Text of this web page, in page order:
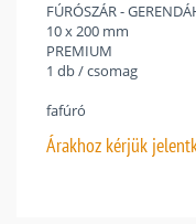
FÚRÓSZÁR -
10 x 200 mm
PREMIUM
1 db / csomag
fafúró
Árakhoz kérjük